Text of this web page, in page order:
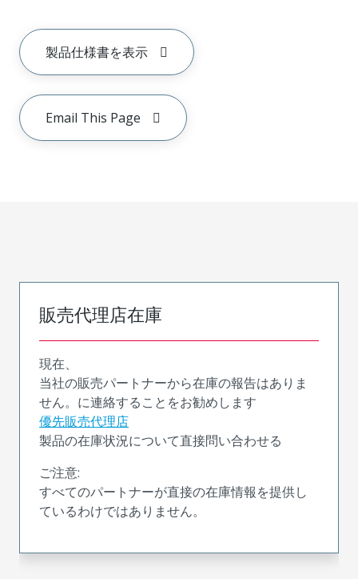
製品仕様書を表示
Email This Page
販売代理店在庫
現在、
当社の販売パートナーから在庫の報告はありま
せん。に連絡することをお勧めします
優先販売代理店
製品の在庫状況について直接問い合わせる
ご注意:
すべてのパートナーが直接の在庫情報を提供し
ているわけではありません。